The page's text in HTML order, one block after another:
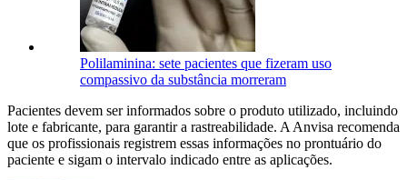
Polilaminina: sete pacientes que fizeram uso
compassivo da substância morreram
Pacientes devem ser informados sobre o produto utilizado, incluindo
lote e fabricante, para garantir a rastreabilidade. A Anvisa recomenda
que os profissionais registrem essas informações no prontuário do
paciente e sigam o intervalo indicado entre as aplicações.